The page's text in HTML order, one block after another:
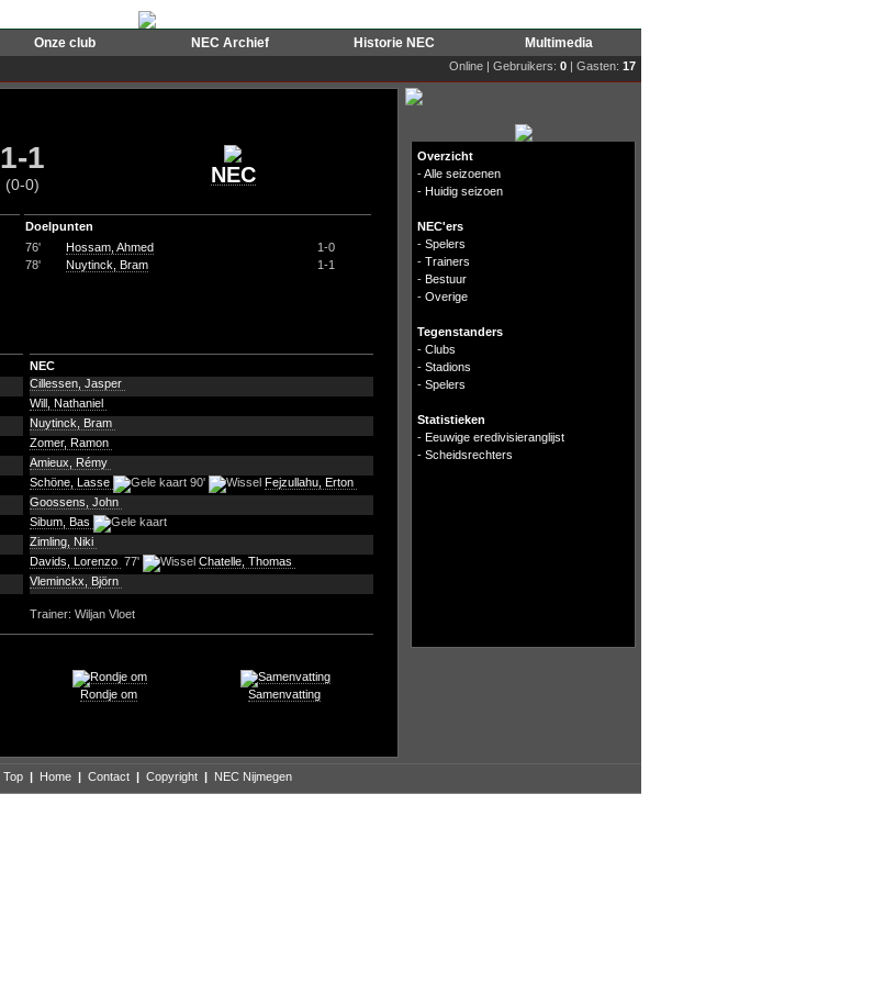
Onze club NEC Archief Historie NEC Multimedia
Online | Gebruikers: 0 | Gasten: 17
1-1
(0-0) NEC
Doelpunten
76'
Hossam, Ahmed
1-0
78'
Nuytinck, Bram 1-1
NEC
Cillessen, Jasper
Will, Nathaniel
Nuytinck, Bram
Zomer, Ramon
Amieux, Rémy
Schöne, Lasse
90'
Fejzullahu, Erton
Goossens, John
Sibum, Bas
Zimling, Niki
Davids, Lorenzo 77'
Chatelle, Thomas
Vleminckx, Björn
Trainer: Wiljan Vloet
Rondje om Samenvatting
Overzicht
-Alle seizoenen
- Huidig seizoen
NEC'ers
- Spelers
- Trainers
- Bestuur
- Overige
Tegenstanders
- Clubs
- Stadions
- Spelers
Statistieken
- Eeuwige eredivisieranglijst
- Scheidsrechters
Top | Home | Contact | Copyright | NEC Nijmegen